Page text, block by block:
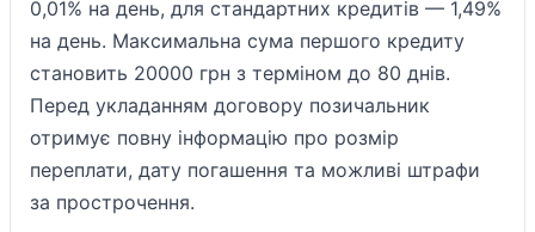
0,01% на день, для стандартних кредитів — 1,49%
на день. Максимальна сума першого кредиту
становить 20000 грн з терміном до 80 днів.
Перед укладанням договору позичальник
отримує повну інформацію про розмір
переплати, дату погашення та можливі штрафи
за прострочення.